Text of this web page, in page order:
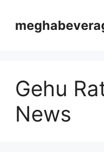
content
Gehu
News